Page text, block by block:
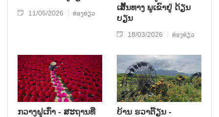
11/05/2026 ທ່ອງທ່ຽວ
ເສັ້ນທາງ ພູເຂົາຢູ່ ດ້ຽນ
ບຽນ
18/03/2026 ທ່ອງທ່ຽວ
ກວາງຝູເກົ່າ - ສະຖານທີ່
ບ້ານ ຮວາຕ໊ຽນ -